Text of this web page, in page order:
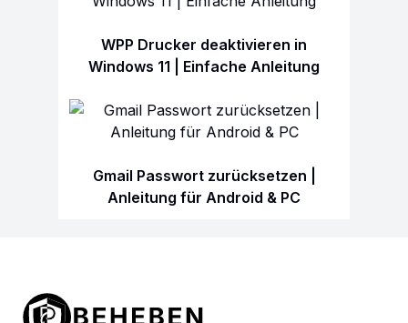
WPP Drucker deaktivieren in
Windows 11 | Einfache Anleitung
Gmail Passwort zurücksetzen |
Anleitung für Android & PC